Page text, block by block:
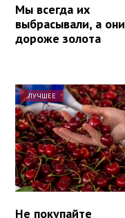
Мы всегда их
выбрасывали, а они
дороже золота
ЛУЧШЕЕ
Не покупайте